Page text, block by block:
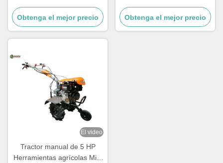
dos ruedas 7 caballos de
fuerza Tractor de mano
Obtenga el mejor precio
tractor para labranzas
agrícolas pequeñas
Obtenga el mejor precio
El video
Tractor manual de 5 HP
Herramientas agrícolas Mini